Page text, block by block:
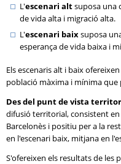
L'escenari altsuposa una
de vida alta i migració alta.
L'escenari baixsuposa
esperança de vida baixa i
Els escenaris alt i baix
població màxima i mínima
Des del punt de vista
difusió territorial, consistent
Barcelonès i positiu per a la
en l'escenari baix, mitjana en
S'ofereixen els resultats de les